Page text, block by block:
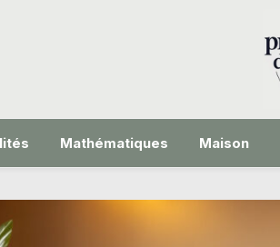
Mathématiques Maison